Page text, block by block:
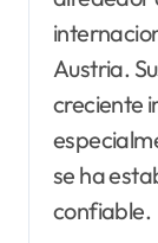
Austria.
creciente
se ha
confiable.